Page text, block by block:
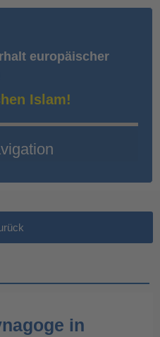
europäischer
Islam!
in